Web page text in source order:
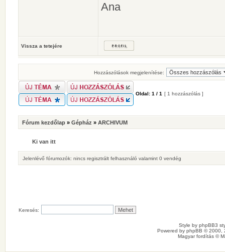
Ana
Vissza a tetejére
Hozzászólások megjelenítése:
Oldal: 1 / 1 [ 1 hozzászólás ]
Fórum kezdőlap » Gépház » ARCHIVUM
Ki van itt
Jelenlévő fórumozók: nincs regisztrált felhasználó valamint 0 vendég
Keresés:
Style by phpBB3
Powered by phpBB © 2000,
Magyar fordítás ©